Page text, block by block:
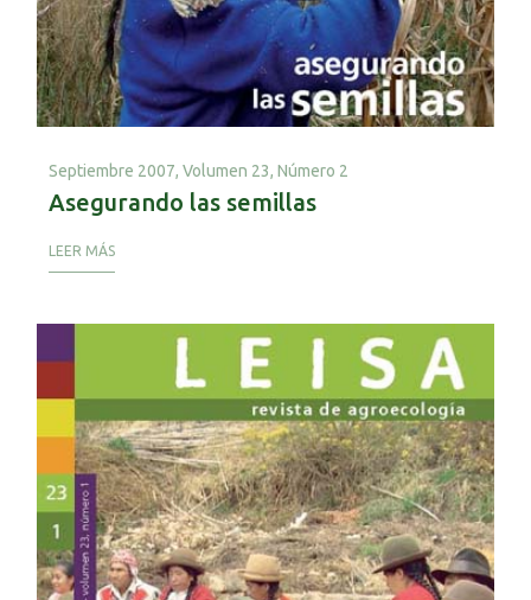
Septiembre 2007, Volumen 23, Número 2
Asegurando las semillas
LEER MÁS